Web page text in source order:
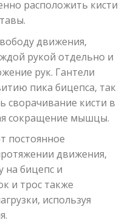
расположить кисти
движения,
рукой отдельно и
рук. Гантели
пика бицепса, так
сворачивание кисти в
сокращение мышцы.
постоянное
движения,
на бицепс и
и трос также
используя